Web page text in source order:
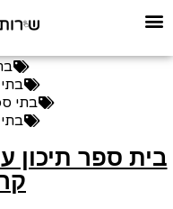
בתי
בתי
בתי
ספר תיכון